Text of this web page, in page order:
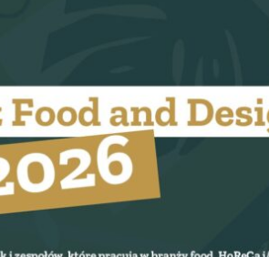

FOOD WORKING
Food Working to
branżowych
w ramach projektu